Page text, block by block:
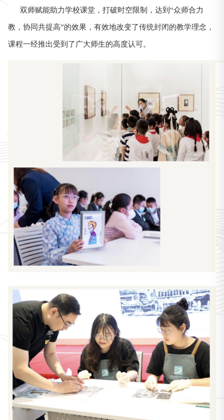
双师赋能助力学校课堂，打破时空限制，达到“众师合力
教，协同共提高”的效果，有效地改变了传统封闭的教学理念，
课程一经推出受到了广大师生的高度认可。